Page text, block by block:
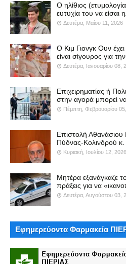
Ο ηλίθιος
ευτυχία του να είσαι
Δευτέρα, Μαΐου 11, 2026
Ο Κιμ Γιονγκ Ουν
είναι σίγουρος για
Δευτέρα, Ιανουαρίου 08,
Επιχειρηματίας ή
στην αγορά μπορεί
Πέμπτη, Φεβρουαρίου
Επιστολή
Πύδνας-Κολινδρού
Κυριακή, Ιουλίου 12, 2026
Μητέρα εξανάγκαζε
πράξεις για να
Δευτέρα, Αυγούστου 03,
Εφημερεύοντα Φαρμακεία